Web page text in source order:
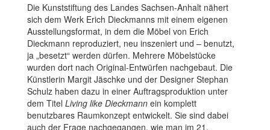
Die Kunststiftung des Landes Sachsen-Anhalt nähert
sich dem Werk Erich Dieckmanns mit einem eigenen
Ausstellungsformat, in dem die Möbel von Erich
Dieckmann reproduziert, neu inszeniert und – benutzt,
ja „besetzt“ werden dürfen. Mehrere Möbelstücke
wurden dort nach Original-Entwürfen nachgebaut. Die
Künstlerin Margit Jäschke und der Designer Stephan
Schulz haben dazu in einer Auftragsproduktion unter
dem Titel Living like Dieckmann ein komplett
benutzbares Raumkonzept entwickelt. Sie sind dabei
auch der Frage nachgegangen, wie man im 21.